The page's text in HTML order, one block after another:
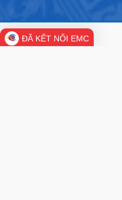
ĐÃ KẾT NỐI EMC